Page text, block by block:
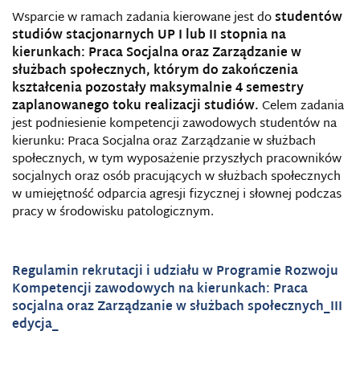
Wsparcie w ramach zadania kierowane jest dostudentów
studiów stacjonarnych UP I lub II stopnia na
kierunkach: Praca Socjalna oraz Zarządzanie w
służbach społecznych, którym do zakończenia
kształcenia pozostały maksymalnie 4 semestry
zaplanowanego toku realizacji studiów.Celem zadania
jest podniesienie kompetencji zawodowych studentów na
kierunku: Praca Socjalna oraz Zarządzanie w służbach
społecznych, w tym wyposażenie przyszłych pracowników
socjalnych oraz osób pracujących w służbach społecznych
w umiejętność odparcia agresji fizycznej i słownej podczas
pracy w środowisku patologicznym.
Regulamin rekrutacji i udziału w Programie Rozwoju
Kompetencji zawodowych na kierunkach: Praca
socjalna oraz Zarządzanie w służbach społecznych_III
edycja_